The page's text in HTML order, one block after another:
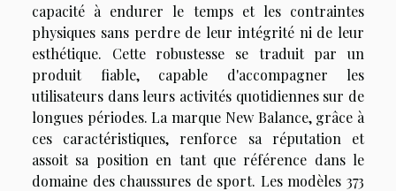
capacité à endurer le temps et les contraintes
physiques sans perdre de leur intégrité ni de leur
esthétique. Cette robustesse se traduit par un
produit fiable, capable d'accompagner les
utilisateurs dans leurs activités quotidiennes sur de
longues périodes. La marque New Balance, grâce à
ces caractéristiques, renforce sa réputation et
assoit sa position en tant que référence dans le
domaine des chaussures de sport. Les modèles 373